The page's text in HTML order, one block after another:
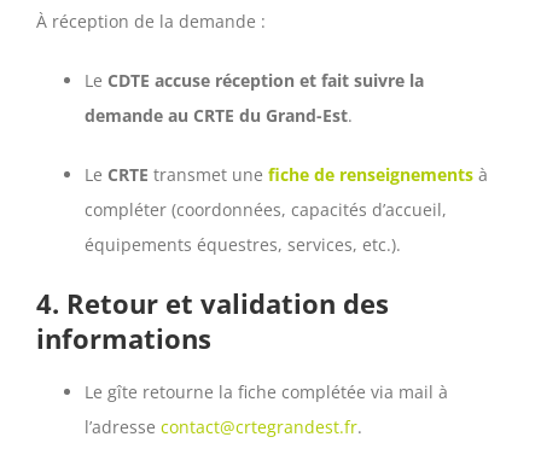
À réception de la demande :
Le CDTE accuse réception et fait suivre la
demande au CRTE du Grand-Est.
Le CRTE transmet une fiche de renseignements à
compléter (coordonnées, capacités d’accueil,
équipements équestres, services, etc.).
4. Retour et validation des
informations
Le gîte retourne la fiche complétée via mail à
l’adresse contact@crtegrandest.fr.